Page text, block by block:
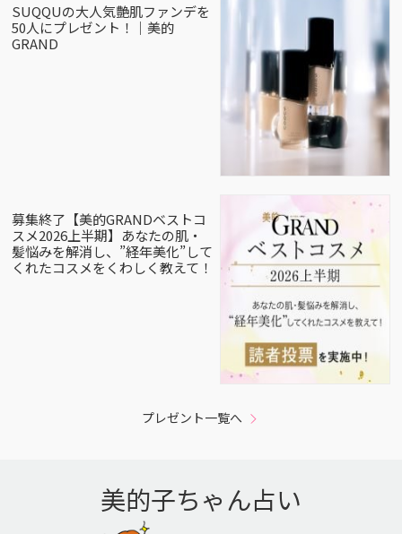
SUQQUの大人気艶肌ファンデを
50人にプレゼント！｜美的
GRAND
募集終了【美的GRANDベストコ
スメ2026上半期】あなたの肌・
髪悩みを解消し、”経年美化”して
くれたコスメをくわしく教えて！
プレゼント一覧へ
美的子ちゃん占い